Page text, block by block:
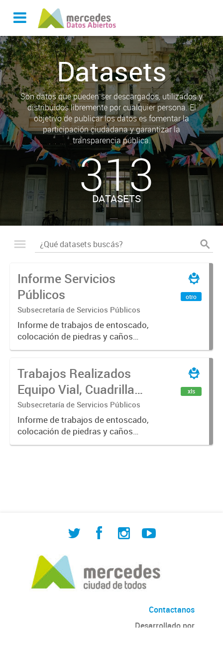
Datasets
Son datos que pueden ser descargados, utilizados y
distribuidos libremente por cualquier persona. El
objetivo de publicar los datos es fomentar la
participación ciudadana y garantizar la
transparencia pública.
313
DATASETS
Informe Servicios
Públicos
Subsecretaría de Servicios Públicos
Informe de trabajos de entoscado,
colocación de piedras y caños
(zanjeo - cruce de calles) Informe
construcción, colocación de tapa
registro, reparación...
otro
Trabajos Realizados
Equipo Vial, Cuadrilla
Bacheo, Servicio
Eléctrico - Noviembre
2021
Subsecretaría de Servicios Públicos
Informe de trabajos de entoscado,
colocación de piedras y caños
(zanjeo - cruce de calles) Informe
xls
Contactanos
Desarrollado por